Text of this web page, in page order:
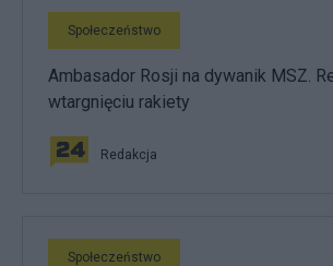
Społeczeństwo
Ambasador Rosji na dywanik MSZ.
wtargnięciu rakiety
Redakcja
Społeczeństwo